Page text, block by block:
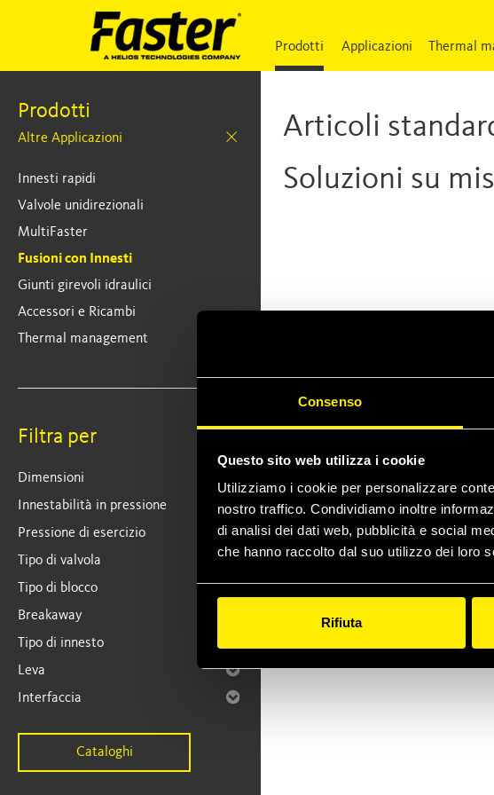
Consenso
Questo sito web utilizza i cookie
Utilizziamo i cookie per personalizzare
nostro traffico. Condividiamo inoltre
di analisi dei dati web, pubblicità e social
che hanno raccolto dal suo utilizzo dei loro
Rifiuta
Prodotti Applicazioni Thermal
Prodotti
Altre Applicazioni
Innesti rapidi
Valvole unidirezionali
MultiFaster
Fusioni con Innesti
Giunti girevoli idraulici
Accessori e Ricambi
Thermal management
Filtra per
Dimensioni
Innestabilità in pressione
Pressione di esercizio
Tipo di valvola
Tipo di blocco
Breakaway
Tipo di innesto
Leva
Interfaccia
Cataloghi
Articoli
Soluzioni su